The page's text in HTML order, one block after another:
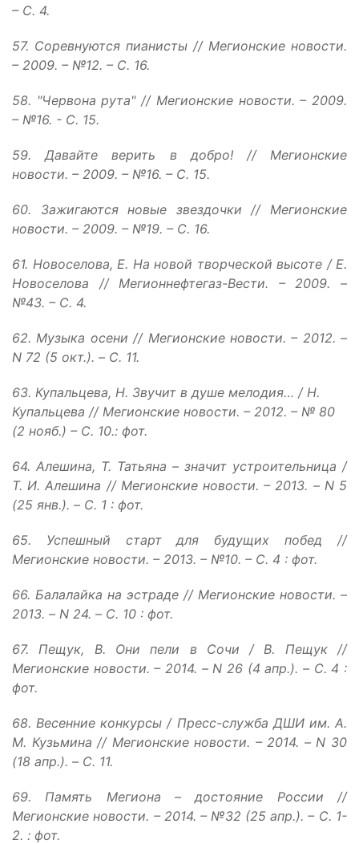
– С. 4.
57. Соревнуются пианисты // Мегионские новости.
– 2009. – №12. – С. 16.
58. "Червона рута" // Мегионские новости. – 2009.
– №16. - С. 15.
59. Давайте верить в добро! // Мегионские
новости. – 2009. – №16. – С. 15.
60. Зажигаются новые звездочки // Мегионские
новости. – 2009. – №19. – С. 16.
61. Новоселова, Е. На новой творческой высоте / Е.
Новоселова // Мегионнефтегаз-Вести. – 2009. –
№43. – С. 4.
62. Музыка осени // Мегионские новости. – 2012. –
N 72 (5 окт.). – С. 11.
63. Купальцева, Н. Звучит в душе мелодия… / Н.
Купальцева // Мегионские новости. – 2012. – № 80
(2 нояб.) – С. 10.: фот.
64. Алешина, Т. Татьяна – значит устроительница /
Т. И. Алешина // Мегионские новости. – 2013. – N 5
(25 янв.). – С. 1 : фот.
65. Успешный старт для будущих побед //
Мегионские новости. – 2013. – №10. – С. 4 : фот.
66. Балалайка на эстраде // Мегионские новости. –
2013. – N 24. – С. 10 : фот.
67. Пещук, В. Они пели в Сочи / В. Пещук //
Мегионские новости. – 2014. – N 26 (4 апр.). – С. 4 :
фот.
68. Весенние конкурсы / Пресс-служба ДШИ им. А.
М. Кузьмина // Мегионские новости. – 2014. – N 30
(18 апр.). – С. 11.
69. Память Мегиона – достояние России //
Мегионские новости. – 2014. – №32 (25 апр.). – С. 1-
2. : фот.